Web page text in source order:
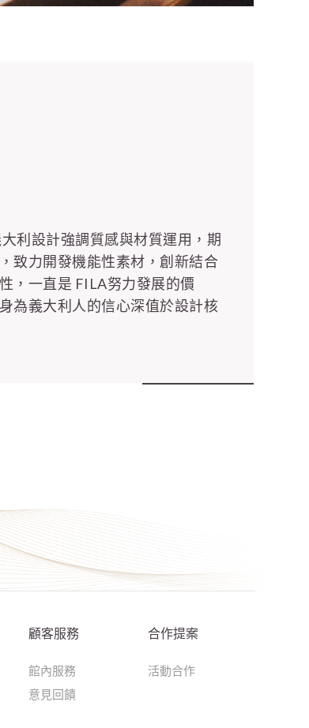
利設計強調質感與材質運用，期
致力開發機能性素材，創新結合
，一直是 FILA努力發展的價
為義大利人的信心深值於設計核
顧客服務
館內服務
意見回饋
合作提案
活動合作